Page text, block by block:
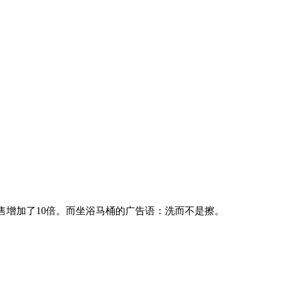
加了10倍。而坐浴马桶的广告语：洗而不是擦。